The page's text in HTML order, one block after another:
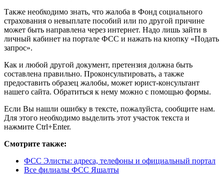
Также необходимо знать, что жалоба в Фонд социального
страхования о невыплате пособий или по другой причине
может быть направлена через интернет. Надо лишь зайти в
личный кабинет на портале ФСС и нажать на кнопку «Подать
запрос».
Как и любой другой документ, претензия должна быть
составлена правильно. Проконсультировать, а также
предоставить образец жалобы, может юрист-консультант
нашего сайта. Обратиться к нему можно с помощью формы.
Если Вы нашли ошибку в тексте, пожалуйста, сообщите нам.
Для этого необходимо выделить этот участок текста и
нажмите Ctrl+Enter.
Смотрите также:
ФСС Элисты: адреса, телефоны и официальный портал
Все филиалы ФСС Яшалты